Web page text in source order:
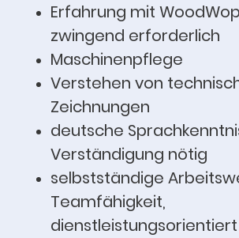
Erfahrung mit
zwingend erforderlich
Maschinenpflege
Verstehen von
Zeichnungen
deutsche
Verständigung nötig
selbstständige
Teamfähigkeit,
dienstleistungsorientiert